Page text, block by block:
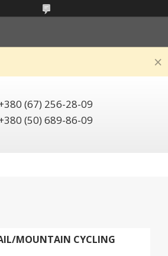
(67) 256-28-09
(50) 689-86-09
MOUNTAIN CYCLING